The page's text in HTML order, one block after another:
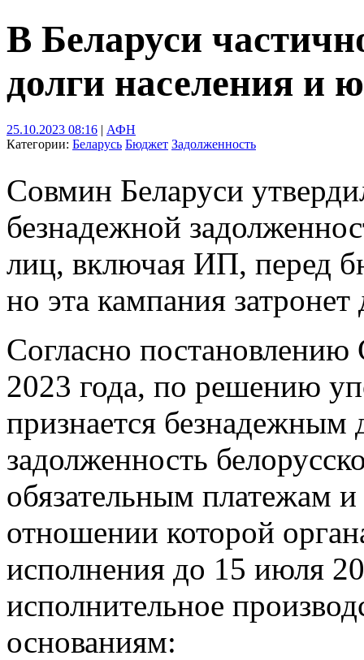
В Беларуси
долги населения и
25.10.2023 08:16 | АФН
Категории: Беларусь Бюджет Задолженность
Совмин Беларуси
безнадежной
лиц, включая ИП, перед
но эта кампания
Согласно
2023 года, по решению
признается безнадежным
задолженность
обязательным платежам
отношении которой
исполнения до 15 июля
исполнительное
основаниям: